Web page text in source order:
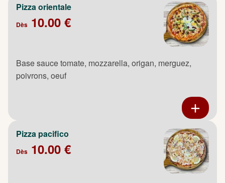
Pizza orientale
Dès 10.00 €
Base sauce tomate, mozzarella, origan, merguez,
poivrons, oeuf
Pizza pacifico
Dès 10.00 €